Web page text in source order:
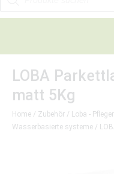
LOBA
matt 5Kg
Home / Zubehör / Loba -
Wasserbasierte systeme /